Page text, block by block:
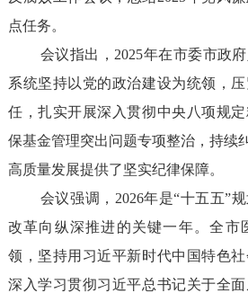
点任务。
会议指出，2025年在市委市政
系统坚持以党的政治建设为统领，
任，扎实开展深入贯彻中央八项规
保基金管理突出问题专项整治，持续
高质量发展提供了坚实纪律保障。
会议强调，2026年是“十五五”
改革向纵深推进的关键一年。全市
领，坚持用习近平新时代中国特色社
深入学习贯彻习近平总书记关于全面